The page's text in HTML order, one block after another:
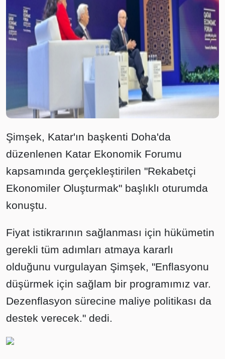
Şimşek, Katar'ın başkenti Doha'da
düzenlenen Katar Ekonomik Forumu
kapsamında gerçekleştirilen "Rekabetçi
Ekonomiler Oluşturmak" başlıklı oturumda
konuştu.
Fiyat istikrarının sağlanması için hükümetin
gerekli tüm adımları atmaya kararlı
olduğunu vurgulayan Şimşek, "Enflasyonu
düşürmek için sağlam bir programımız var.
Dezenflasyon sürecine maliye politikası da
destek verecek." dedi.